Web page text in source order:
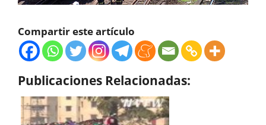
Compartir este artículo
Publicaciones Relacionadas: